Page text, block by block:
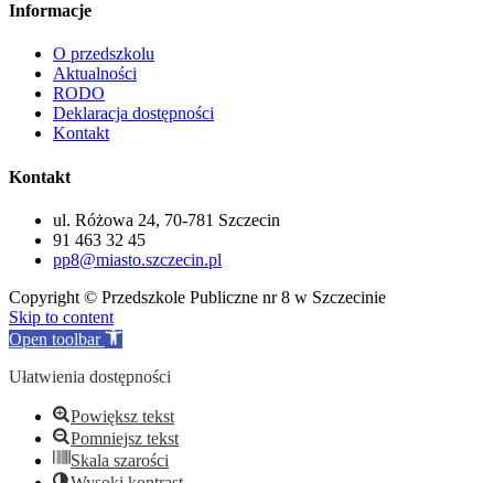
Informacje
O przedszkolu
Aktualności
RODO
Deklaracja dostępności
Kontakt
Kontakt
ul. Różowa 24, 70-781 Szczecin
91 463 32 45
pp8@miasto.szczecin.pl
Copyright © Przedszkole Publiczne nr 8 w Szczecinie
Skip to content
Open toolbar
Ułatwienia dostępności
Powiększ tekst
Pomniejsz tekst
Skala szarości